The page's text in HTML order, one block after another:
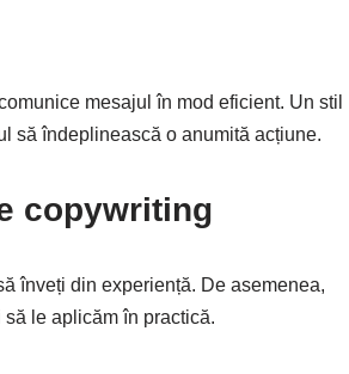
mesajul în mod eficient. Un stil
să îndeplinească o anumită acțiune.
copywriting
înveți din experiență. De asemenea,
le aplicăm în practică.